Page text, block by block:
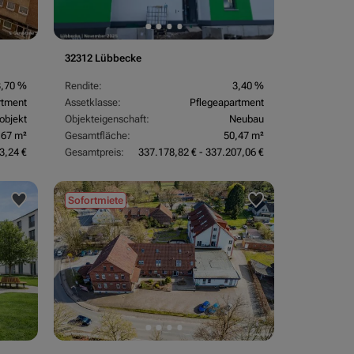
%
m²
€
32312 Lübbecke
Rendite:
3,40 %
Assetklasse:
Pflegeapartment
Objekteigenschaft:
Neubau
Gesamtfläche:
50,47 m²
Gesamtpreis:
337.178,82 € - 337.207,06 €
Sofortmiete